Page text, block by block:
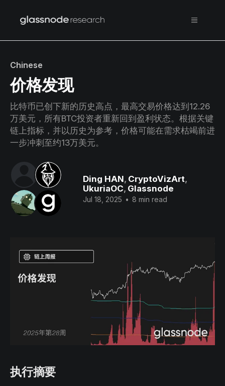
Chinese
价格发现
比特币已创下新的历史高点，最高交易价格达到12.26
万美元，所有BTC投资者重新回到盈利状态。根据关键
链上指标，并以历史为参考，价格可能在需求枯竭前进
一步冲刺至约13万美元。
Ding HAN, CryptoVizArt,
UkuriaOC, Glassnode
Jul 18, 2025 • 8 min read
执行摘要